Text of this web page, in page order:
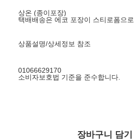
상온 (종이포장)
택배배송은 에코 포장이 스티로폼으로
상품설명/상세정보 참조
01066629170
소비자보호법 기준을 준수합니다.
장바구니 담기